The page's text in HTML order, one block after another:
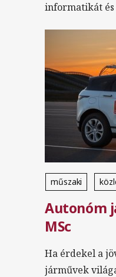
informatikát
műszaki
Mesterszak
Autonóm
MSc
Ha érdekel a
járművek